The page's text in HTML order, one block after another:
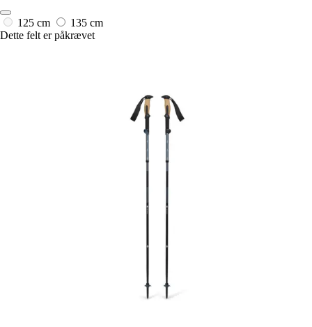
125 cm
135 cm
Dette felt er påkrævet